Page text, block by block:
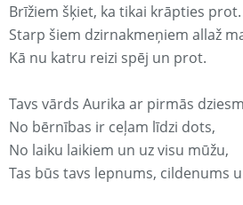
Brīžiem šķiet, ka tikai krāpties prot.
Starp šiem dzirnakmeņiem allaž
Kā nu katru reizi spēj un prot.
Tavs vārds Aurika ar pirmās
No bērnības ir ceļam līdzi dots,
No laiku laikiem un uz visu mūžu,
Tas būs tavs lepnums, cildenums